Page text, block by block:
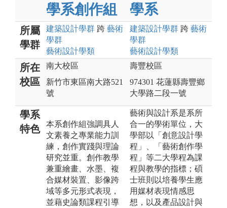
學系創作組
學系
所屬
學群
建築設計學群 跨 藝術
學群
藝術設計學類
建築設計學群 跨 藝術
學群
藝術設計學類
所在
校區
南大校區
新竹市東區南大路521
號
壽豐校區
974301 花蓮縣壽豐鄉
大學路二段一號
學系
特色
本系創作組強調具人
文素養之專業能力訓
練，創作實踐與理論
研究並重。創作教學
兼重繪畫、水墨、複
合媒材裝置、影像跨
域等多元形式表現，
並藉史論類課程引導
藝術與設計系是系所
合一的學術單位，大
學部以「創意設計學
程」、「藝術創作學
程」等二大學程為課
程與教學的指標；碩
士班則以培養學生應
用媒材表現情感思
想，以及產品設計與